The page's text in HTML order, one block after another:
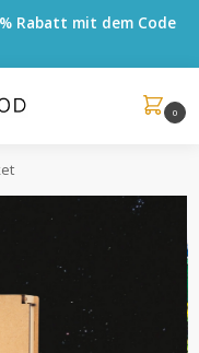
Rabatt mit dem Code
0